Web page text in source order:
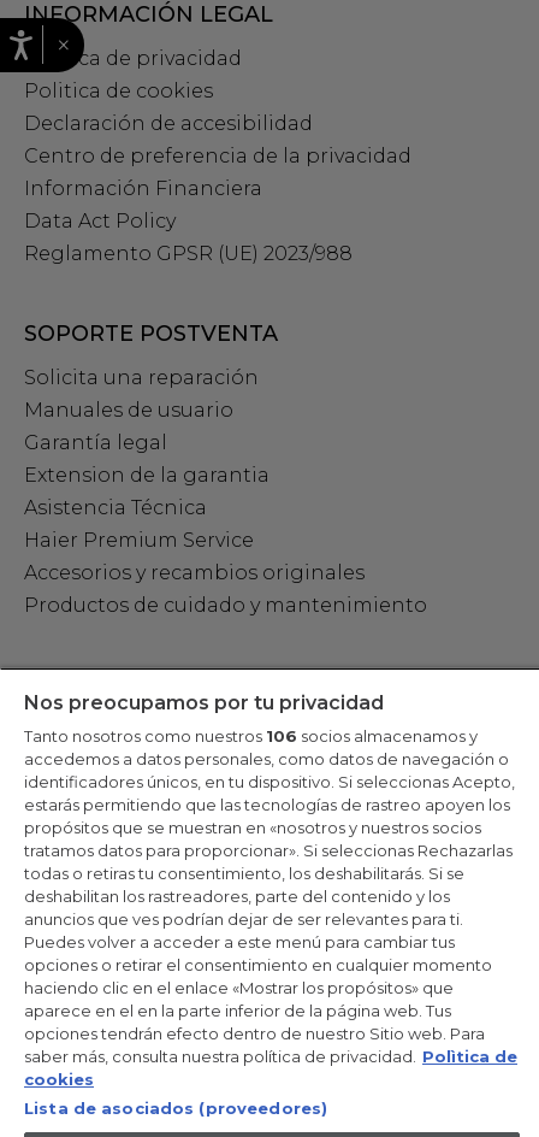
INFORMACIÓN LEGAL
Política de privacidad
Politica de cookies
Declaración de accesibilidad
Centro de preferencia de la privacidad
Información Financiera
Data Act Policy
Reglamento GPSR (UE) 2023/988
SOPORTE POSTVENTA
Solicita una reparación
Manuales de usuario
Garantía legal
Extension de la garantia
Asistencia Técnica
Haier Premium Service
Accesorios y recambios originales
Productos de cuidado y mantenimiento
Regístrate ahora
Candy Hoover Group Srl –con accionista único, empresa que
gestiona y coordina la actividad de Candy S.p.A, con domicilio fiscal
en Via Comolli, 57 - 20861 Brugherio (MB) – Sede administrativa:
Via Privata Eden Fumagalli - 20861 Brugherio (MB). - Italia con
capital social de 30,000,000.00€ íntegramente desembolsado.
Registro Mercantil/ tributación de Monza y Brianza 04666310158 –
IVA núm. IT00786860965
ES / Español
×
Nos preocupamos por tu privacidad
Tanto nosotros como nuestros 106 socios almacenamos y
accedemos a datos personales, como datos de navegación o
identificadores únicos, en tu dispositivo. Si seleccionas Acepto,
estarás permitiendo que las tecnologías de rastreo apoyen los
propósitos que se muestran en «nosotros y nuestros socios
tratamos datos para proporcionar». Si seleccionas Rechazarlas
todas o retiras tu consentimiento, los deshabilitarás. Si se
deshabilitan los rastreadores, parte del contenido y los
anuncios que ves podrían dejar de ser relevantes para ti.
Puedes volver a acceder a este menú para cambiar tus
opciones o retirar el consentimiento en cualquier momento
haciendo clic en el enlace «Mostrar los propósitos» que
aparece en el en la parte inferior de la página web. Tus
opciones tendrán efecto dentro de nuestro Sitio web. Para
saber más, consulta nuestra política de privacidad.
Polìtica de
cookies
Lista de asociados (proveedores)